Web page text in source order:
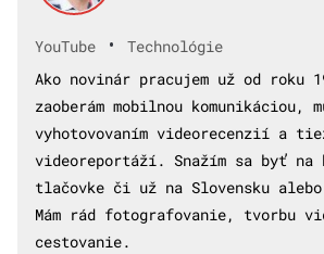
YouTube •
Technológie
Ako novinár pracujem už od roku
zaoberám mobilnou komunikáciou,
vyhotovovaním videorecenzií a
videoreportáží. Snažím sa byť na
tlačovke či už na Slovensku
Mám rád fotografovanie, tvorbu
cestovanie.